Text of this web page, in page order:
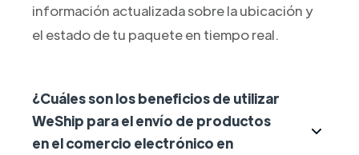
información actualizada sobre la ubicación y
el estado de tu paquete en tiempo real.
¿Cuáles son los beneficios de utilizar
WeShip para el envío de productos
en el comercio electrónico en